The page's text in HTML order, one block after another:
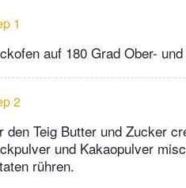
1
auf 180 Grad Ober-
2
den Teig Butter und Zucker
und Kakaopulver
rühren.